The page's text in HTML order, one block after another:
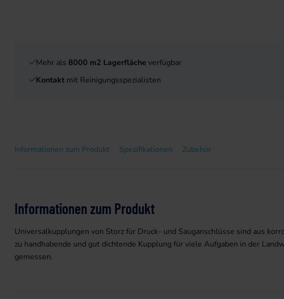
Mehr als 8000 m2 Lagerfläche verfügbar
Kontakt mit Reinigungsspezialisten
Informationen zum Produkt Spezifikationen Zubehör
Informationen zum Produkt
Universalkupplungen von Storz für Druck- und Sauganschlüsse sind aus
zu handhabende und gut dichtende Kupplung für viele Aufgaben in der
gemessen.